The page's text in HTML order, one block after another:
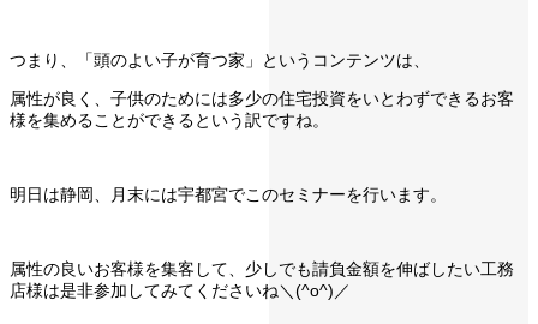
つまり、「頭のよい子が育つ家」というコンテンツは、
属性が良く、子供のためには多少の住宅投資をいとわずできるお客
様を集めることができるという訳ですね。
明日は静岡、月末には宇都宮でこのセミナーを行います。
属性の良いお客様を集客して、少しでも請負金額を伸ばしたい工務
店様は是非参加してみてくださいね＼(^o^)／